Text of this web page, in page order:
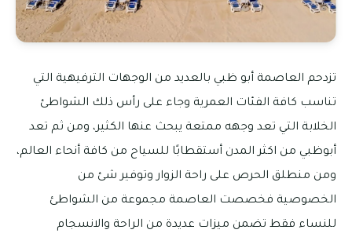
تزدحم العاصمة أبو ظبي بالعديد من الوجهات الترفيهية التي
تناسب كافة الفئات العمرية وجاء على رأس ذلك الشواطئ
الخلابة التي تعد وجهه ممتعة يبحث عنها الكثير، ومن ثم تعد
أبوظبي من اكثر المدن أستقطابًا للسياح من كافة أنحاء العالم،
ومن منطلق الحرص على راحة الزوار وتوفير شئ من
الخصوصية فخصصت العاصمة مجموعة من الشواطئ
للنساء فقط تضمن ميزات عديدة من الراحة والانسجام